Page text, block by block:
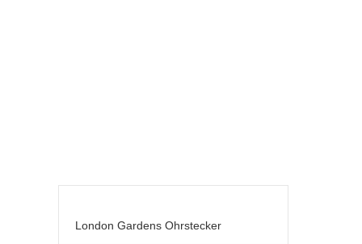
London Gardens Ohrstecker